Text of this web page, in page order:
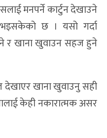
मनपर्ने कार्टुन देखाउने
छ । यसो गर्दा
र खाना खुवाउन सहज हुने
देखाएर खाना खुवाउनु सही
केही नकारात्मक असर